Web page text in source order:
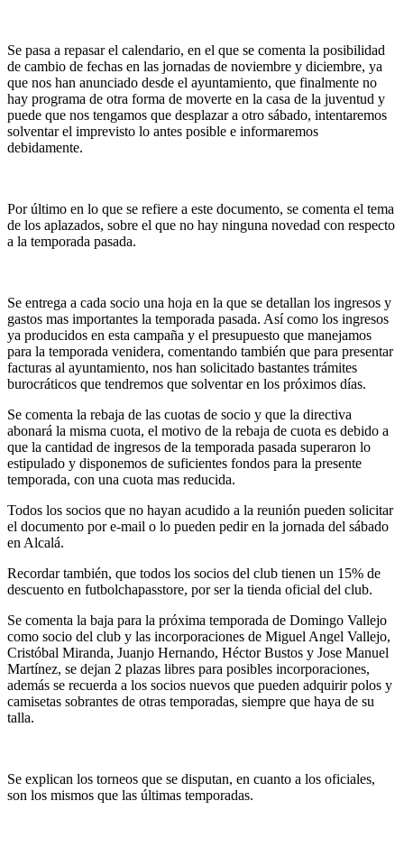
Se pasa a repasar el calendario, en el que se comenta la posibilidad
de cambio de fechas en las jornadas de noviembre y diciembre, ya
que nos han anunciado desde el ayuntamiento, que finalmente no
hay programa de otra forma de moverte en la casa de la juventud y
puede que nos tengamos que desplazar a otro sábado, intentaremos
solventar el imprevisto lo antes posible e informaremos
debidamente.
Por último en lo que se refiere a este documento, se comenta el tema
de los aplazados, sobre el que no hay ninguna novedad con respecto
a la temporada pasada.
Se entrega a cada socio una hoja en la que se detallan los ingresos y
gastos mas importantes la temporada pasada. Así como los ingresos
ya producidos en esta campaña y el presupuesto que manejamos
para la temporada venidera, comentando también que para presentar
facturas al ayuntamiento, nos han solicitado bastantes trámites
burocráticos que tendremos que solventar en los próximos días.
Se comenta la rebaja de las cuotas de socio y que la directiva
abonará la misma cuota, el motivo de la rebaja de cuota es debido a
que la cantidad de ingresos de la temporada pasada superaron lo
estipulado y disponemos de suficientes fondos para la presente
temporada, con una cuota mas reducida.
Todos los socios que no hayan acudido a la reunión pueden solicitar
el documento por e-mail o lo pueden pedir en la jornada del sábado
en Alcalá.
Recordar también, que todos los socios del club tienen un 15% de
descuento en futbolchapasstore, por ser la tienda oficial del club.
Se comenta la baja para la próxima temporada de Domingo Vallejo
como socio del club y las incorporaciones de Miguel Angel Vallejo,
Cristóbal Miranda, Juanjo Hernando, Héctor Bustos y Jose Manuel
Martínez, se dejan 2 plazas libres para posibles incorporaciones,
además se recuerda a los socios nuevos que pueden adquirir polos y
camisetas sobrantes de otras temporadas, siempre que haya de su
talla.
Se explican los torneos que se disputan, en cuanto a los oficiales,
son los mismos que las últimas temporadas.